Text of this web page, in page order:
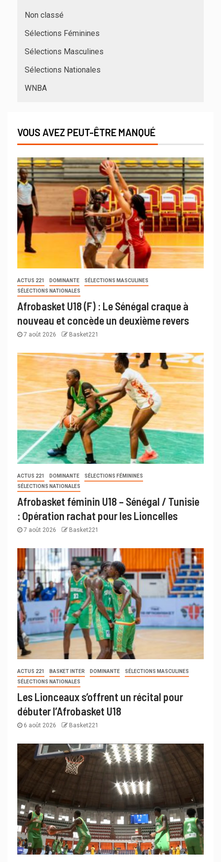
Non classé
Sélections Féminines
Sélections Masculines
Sélections Nationales
WNBA
VOUS AVEZ PEUT-ÊTRE MANQUÉ
ACTUS 221 DOMINANTE
SÉLECTIONS MASCULINES
SÉLECTIONS NATIONALES
Afrobasket U18 (F) : Le Sénégal craque à
nouveau et concède un deuxième revers
7 août 2026 Basket221
ACTUS 221 DOMINANTE
SÉLECTIONS FÉMININES
SÉLECTIONS NATIONALES
Afrobasket féminin U18 – Sénégal / Tunisie
: Opération rachat pour les Lioncelles
7 août 2026 Basket221
ACTUS 221 BASKET INTER DOMINANTE
SÉLECTIONS MASCULINES
SÉLECTIONS NATIONALES
Les Lionceaux s’offrent un récital pour
débuter l’Afrobasket U18
6 août 2026 Basket221